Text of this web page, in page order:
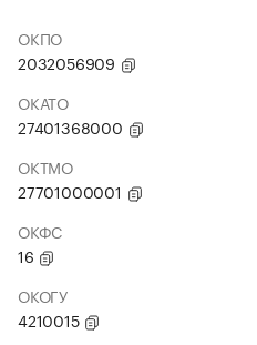
ОКПО
2032056909
ОКАТО
27401368000
ОКТМО
27701000001
ОКФС
16
ОКОГУ
4210015